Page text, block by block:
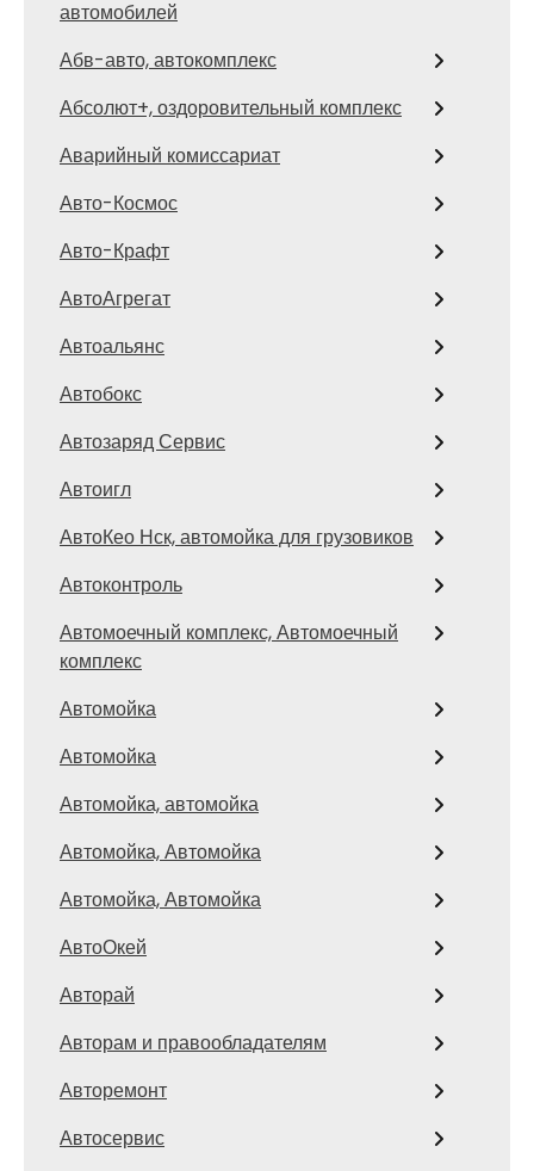
автомобилей
Абв-авто, автокомплекс
Абсолют+, оздоровительный комплекс
Аварийный комиссариат
Авто-Космос
Авто-Крафт
АвтоАгрегат
Автоальянс
Автобокс
Автозаряд Сервис
Автоигл
АвтоКео Нск, автомойка для грузовиков
Автоконтроль
Автомоечный комплекс, Автомоечный
комплекс
Автомойка
Автомойка
Автомойка, автомойка
Автомойка, Автомойка
Автомойка, Автомойка
АвтоОкей
Авторай
Авторам и правообладателям
Авторемонт
Автосервис